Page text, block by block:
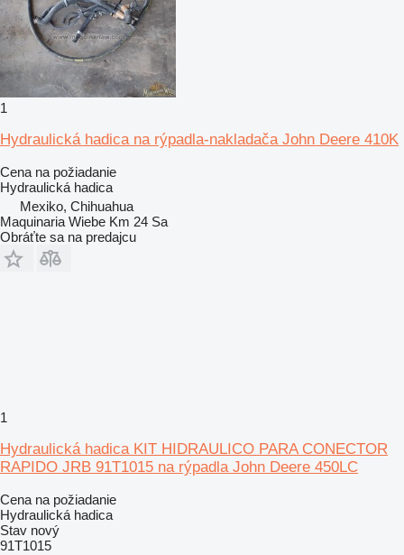
1
Hydraulická hadica na rýpadla-nakladača John Deere 410K
Cena na požiadanie
Hydraulická hadica
Mexiko, Chihuahua
Maquinaria Wiebe Km 24 Sa
Obráťte sa na predajcu
1
Hydraulická hadica KIT HIDRAULICO PARA CONECTOR
RAPIDO JRB 91T1015 na rýpadla John Deere 450LC
Cena na požiadanie
Hydraulická hadica
Stav nový
91T1015